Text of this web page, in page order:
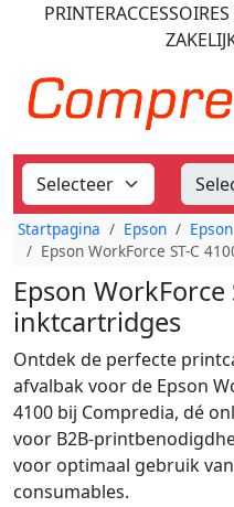
PRINTERACCESSOIRES
Startpagina Epson
Epson WorkForce ST-C
Epson WorkForce
inktcartridges
Ontdek de perfecte
afvalbak voor de Epson
4100 bij Compredia, dé
voor B2B-
voor optimaal gebruik
consumables.